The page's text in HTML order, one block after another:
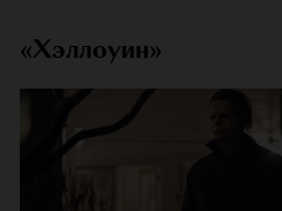
«Хэллоуин»